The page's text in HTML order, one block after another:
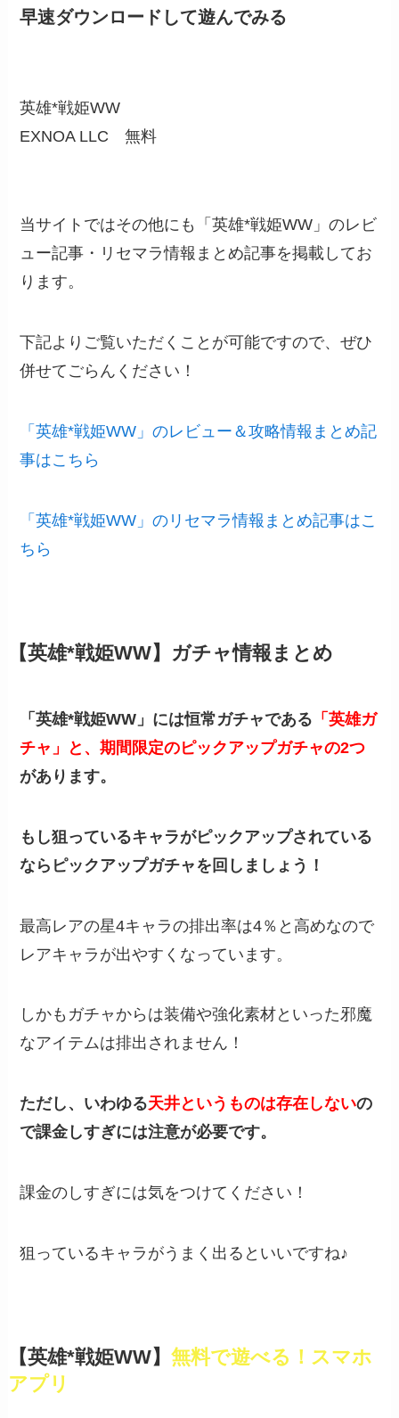
早速ダウンロードして遊んでみる
英雄*戦姫WW
EXNOA LLC無料
当サイトではその他にも「英雄*戦姫WW」のレビ
ュー記事・リセマラ情報まとめ記事を掲載してお
ります。
下記よりご覧いただくことが可能ですので、ぜひ
併せてごらんください！
「英雄*戦姫WW」のレビュー＆攻略情報まとめ記
事はこちら
「英雄*戦姫WW」のリセマラ情報まとめ記事はこ
ちら
【英雄*戦姫WW】ガチャ情報まとめ
「英雄*戦姫WW」には恒常ガチャである 「英雄ガ
チャ」と、期間限定のピックアップガチャの2つ
があります。
もし狙っているキャラがピックアップされている
ならピックアップガチャを回しましょう！
最高レアの星4キャラの排出率は4％と高めなので
レアキャラが出やすくなっています。
しかもガチャからは装備や強化素材といった邪魔
なアイテムは排出されません！
ただし、いわゆる天井というものは存在しないの
で課金しすぎには注意が必要です。
課金のしすぎには気をつけてください！
狙っているキャラがうまく出るといいですね♪
【英雄*戦姫WW】 無料で遊べる！スマホ
アプリ